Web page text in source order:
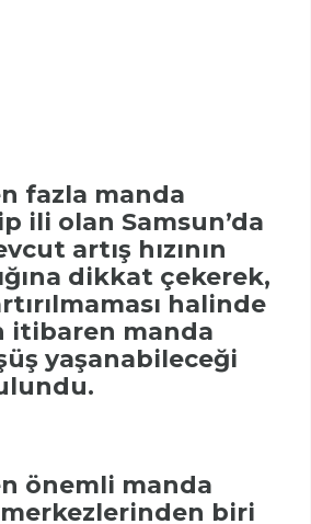
fazla manda
ili olan Samsun’da
artış hızının
dikkat çekerek,
halinde
itibaren manda
yaşanabileceği
önemli manda
biri